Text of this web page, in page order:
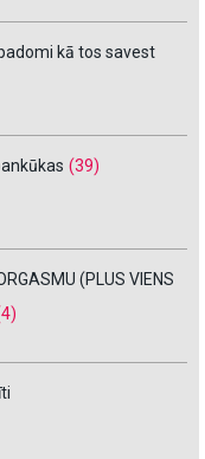
kā tos savest
(39)
(PLUS VIENS